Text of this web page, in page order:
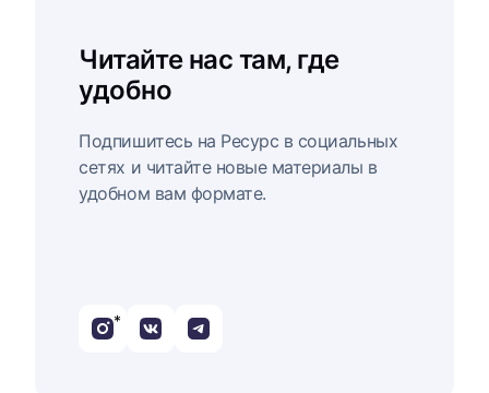
Читайте нас там, где
удобно
Подпишитесь на Ресурс в социальных
сетях и читайте новые материалы в
удобном вам формате.
*